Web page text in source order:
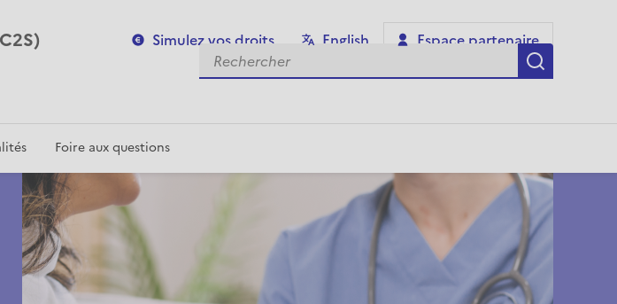
Simulez vos droits English Espace partenaire
Rechercher
Foire aux questions